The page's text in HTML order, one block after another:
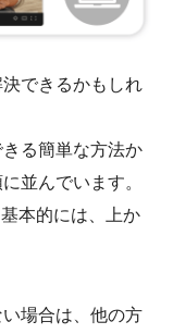
できるかもしれ
る簡単な方法か
並んでいます。
本的には、上か
場合は、他の方